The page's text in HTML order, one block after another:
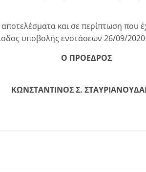
και σε περίπτωση που
υποβολής ενστάσεων 26/09/
Ο ΠΡΟΕΔΡΟΣ
ΚΩΝΣΤΑΝΤΙΝΟΣ Σ.